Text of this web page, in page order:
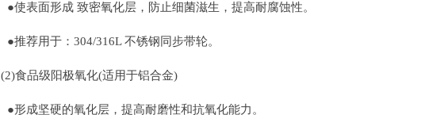
●使表面形成 致密氧化层，防止细菌滋生，提高耐腐蚀性。
●推荐用于：304/316L 不锈钢同步带轮。
(2)食品级阳极氧化(适用于铝合金)
●形成坚硬的氧化层，提高耐磨性和抗氧化能力。